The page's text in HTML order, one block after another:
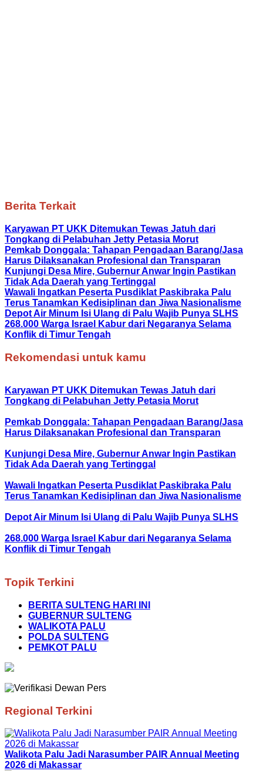
Berita Terkait
Karyawan PT UKK Ditemukan Tewas Jatuh dari
Tongkang di Pelabuhan Jetty Petasia Morut
Pemkab Donggala: Tahapan Pengadaan Barang/Jasa
Harus Dilaksanakan Profesional dan Transparan
Kunjungi Desa Mire, Gubernur Anwar Ingin Pastikan
Tidak Ada Daerah yang Tertinggal
Wawali Ingatkan Peserta Pusdiklat Paskibraka Palu
Terus Tanamkan Kedisiplinan dan Jiwa Nasionalisme
Depot Air Minum Isi Ulang di Palu Wajib Punya SLHS
268.000 Warga Israel Kabur dari Negaranya Selama
Konflik di Timur Tengah
Rekomendasi untuk kamu
Karyawan PT UKK Ditemukan Tewas Jatuh dari
Tongkang di Pelabuhan Jetty Petasia Morut
Pemkab Donggala: Tahapan Pengadaan Barang/Jasa
Harus Dilaksanakan Profesional dan Transparan
Kunjungi Desa Mire, Gubernur Anwar Ingin Pastikan
Tidak Ada Daerah yang Tertinggal
Wawali Ingatkan Peserta Pusdiklat Paskibraka Palu
Terus Tanamkan Kedisiplinan dan Jiwa Nasionalisme
Depot Air Minum Isi Ulang di Palu Wajib Punya SLHS
268.000 Warga Israel Kabur dari Negaranya Selama
Konflik di Timur Tengah
Topik Terkini
BERITA SULTENG HARI INI
GUBERNUR SULTENG
WALIKOTA PALU
POLDA SULTENG
PEMKOT PALU
Regional Terkini
Walikota Palu Jadi Narasumber PAIR Annual Meeting
2026 di Makassar